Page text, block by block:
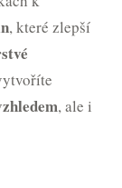
, které zlepší
, ale i